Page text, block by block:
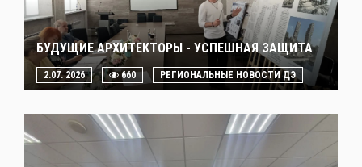
БУДУЩИЕ АРХИТЕКТОРЫ - УСПЕШНАЯ ЗАЩИТА
2.07. 2026 660 РЕГИОНАЛЬНЫЕ НОВОСТИ ДЭ